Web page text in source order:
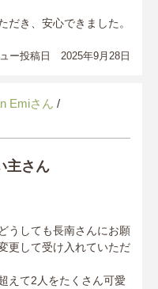
だき、安心できました。
ー投稿日 2025年9月28日
Emiさん /
主さん
うしても長南さんにお願
更して受け入れていただ
えて2人をたくさん可愛